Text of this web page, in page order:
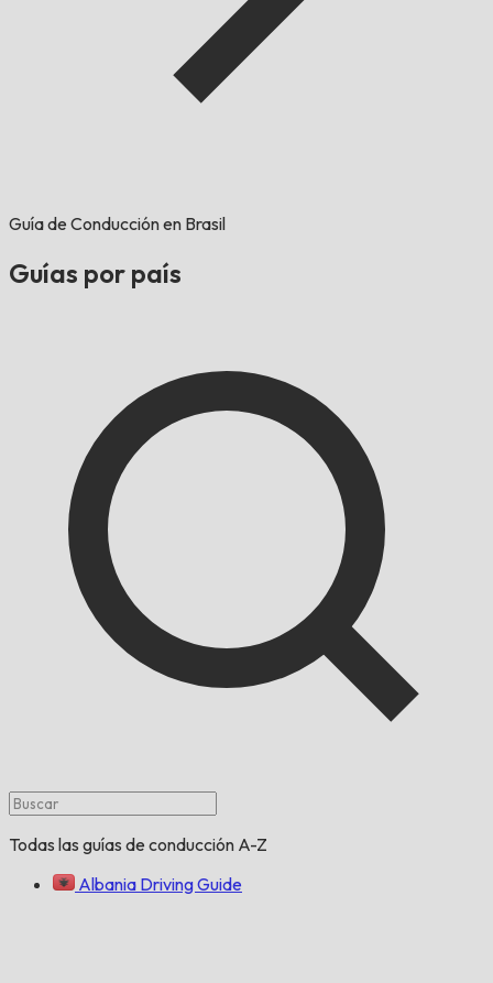
Guía de Conducción en Brasil
Guías por país
Todas las guías de conducción A-Z
Albania Driving Guide